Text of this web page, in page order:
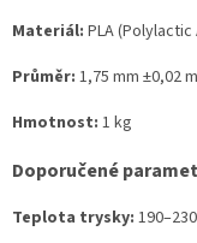
Materiál: PLA (Polylactic
Průměr: 1,75 mm ±0,02
Hmotnost: 1 kg
Doporučené
Teplota trysky: